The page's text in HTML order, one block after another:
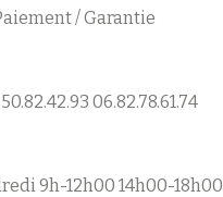
/ Garantie
06.82.78.61.74
9h-12h00 14h00-18h00